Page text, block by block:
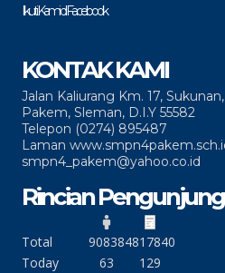
Ikuti Kami di Facebook
KONTAK KAMI
Jalan Kaliurang Km. 17,
Pakem, Sleman, D.I.Y 55582
Telepon (0274) 895487
Laman
smpn4_pakem@yahoo.co.id
Rincian Pengunjung
Total 908384817840
Today
63
129